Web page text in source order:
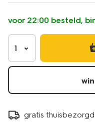
classic-
-45-
stuks-
11522220.html
voor 22:00 besteld,
1
gratis thuisbezorgd